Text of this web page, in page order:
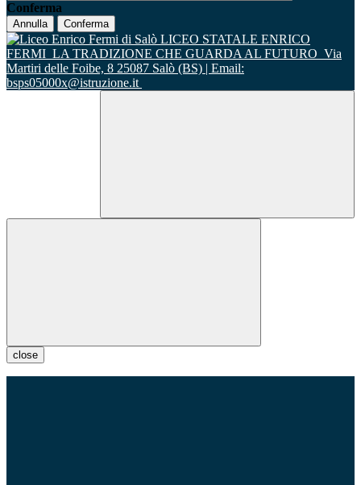
Conferma
Annulla Conferma
LICEO STATALE ENRICO
FERMI LA TRADIZIONE CHE GUARDA AL FUTURO Via
Martiri delle Foibe, 8 25087 Salò (BS) | Email:
bsps05000x@istruzione.it
close